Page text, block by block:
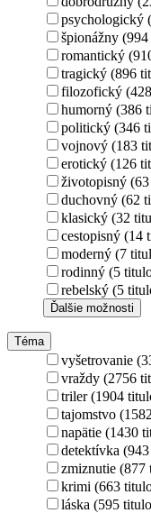
psychologický
špionážny
romantický
tragický (896
filozofický
humorný (386
politický (346
vojnový (183
erotický (126
životopisný
duchovný (62
klasický (32
cestopisný (14
moderný (7
rodinný (5
rebelský (5
Ďalšie možnosti
Téma
vyšetrovanie
vraždy (2756
triler (1904
tajomstvo
napätie (1430
detektívka
zmiznutie (877
krimi (663
láska (595